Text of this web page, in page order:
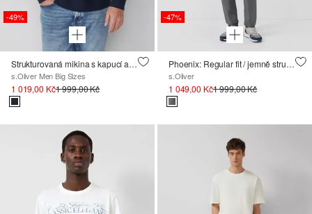
-49%
Strukturovaná mikina s kapucí a raglánovými rukávy
s.Oliver Men Big Sizes
1 019,00 Kč1 999,00 Kč
-47%
Phoenix: Regular fit / jemně strukturované chino kalhoty
s.Oliver
1 049,00 Kč1 999,00 Kč